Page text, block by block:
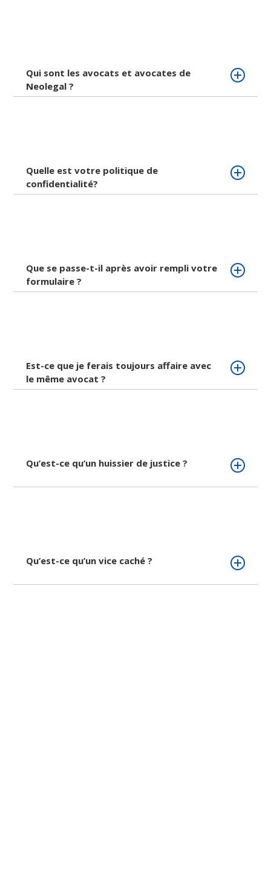
Qui sont les avocats et avocates de
Neolegal ?
Quelle est votre politique de
confidentialité?
Que se passe-t-il après avoir rempli votre
formulaire ?
Est-ce que je ferais toujours affaire avec
le même avocat ?
Qu’est-ce qu’un huissier de justice ?
Qu’est-ce qu’un vice caché ?